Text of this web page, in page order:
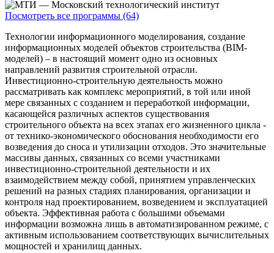
Посмотреть все программы (64)
Технологии информационного моделирования, создание
информационных моделей объектов строительства (BIM-
моделей) – в настоящий момент одно из основных
направлений развития строительной отрасли.
Инвестиционно-строительную деятельность можно
рассматривать как комплекс мероприятий, в той или иной
мере связанных с созданием и переработкой информации,
касающейся различных аспектов существования
строительного объекта на всех этапах его жизненного цикла -
от технико-экономического обоснования необходимости его
возведения до сноса и утилизации отходов. Это значительные
массивы данных, связанных со всеми участниками
инвестиционно-строительной деятельности и их
взаимодействием между собой, принятием управленческих
решений на разных стадиях планирования, организации и
контроля над проектированием, возведением и эксплуатацией
объекта. Эффективная работа с большими объемами
информации возможна лишь в автоматизированном режиме, с
активным использованием соответствующих вычислительных
мощностей и хранилищ данных.